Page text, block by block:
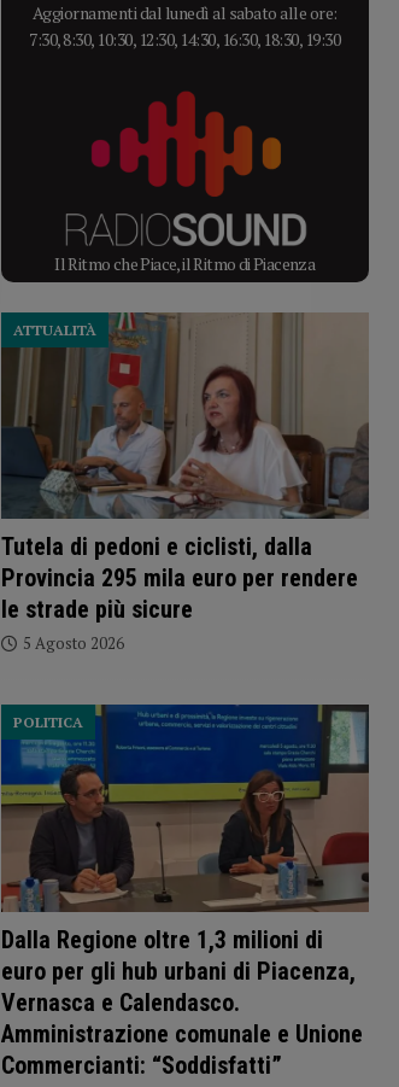
Aggiornamenti dal lunedì al sabato alle ore:
7:30, 8:30, 10:30, 12:30, 14:30, 16:30, 18:30, 19:30
Il Ritmo che Piace, il Ritmo di Piacenza
Tutela di pedoni e ciclisti, dalla
Provincia 295 mila euro per rendere
le strade più sicure
ATTUALITÀ
5 Agosto 2026
Dalla Regione oltre 1,3 milioni di
euro per gli hub urbani di Piacenza,
Vernasca e Calendasco.
Amministrazione comunale e Unione
Commercianti: “Soddisfatti”
POLITICA